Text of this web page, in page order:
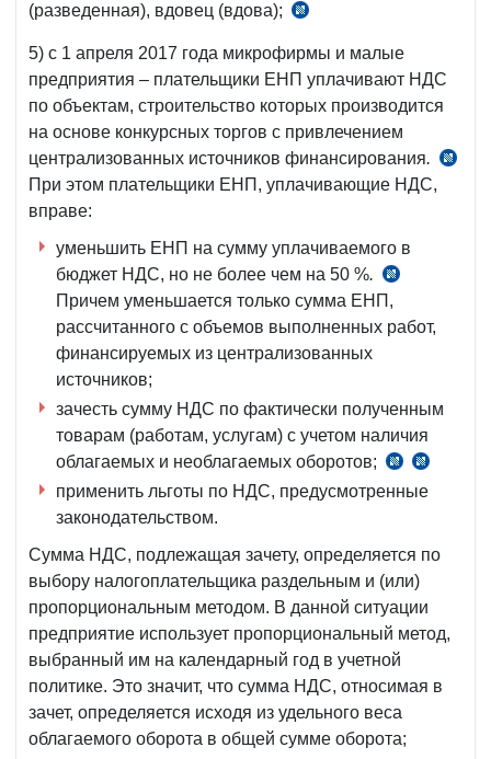
(разведенная), вдовец (вдова);
УП-3878
от
18.05.2007
г.
5) с 1 апреля 2017 года микрофирмы и малые
предприятия – плательщики ЕНП уплачивают НДС
по объектам, строительство которых производится
на основе конкурсных торгов с привлечением
централизованных источников финансирования.
При этом плательщики ЕНП, уплачивающие НДС,
вправе:
уменьшить ЕНП на сумму уплачиваемого в
бюджет НДС, но не более чем на 50 %.
2
ст.
Причем уменьшается только сумма ЕНП,
рассчитанного с объемов выполненных работ,
финансируемых из централизованных
источников;
зачесть сумму НДС по фактически полученным
товарам (работам, услугам) с учетом наличия
облагаемых и необлагаемых оборотов;
ст.
218221
применить льготы по НДС, предусмотренные
законодательством.
Сумма НДС, подлежащая зачету, определяется по
выбору налогоплательщика раздельным и (или)
пропорциональным методом. В данной ситуации
предприятие использует пропорциональный метод,
выбранный им на календарный год в учетной
политике. Это значит, что сумма НДС, относимая в
зачет, определяется исходя из удельного веса
облагаемого оборота в общей сумме оборота;